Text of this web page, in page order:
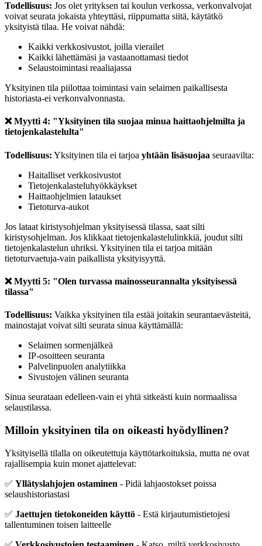
Todellisuus: Jos olet yrityksen tai koulun verkossa, verkonvalvojat
voivat seurata jokaista yhteyttäsi, riippumatta siitä, käytätkö
yksityistä tilaa. He voivat nähdä:
Kaikki verkkosivustot, joilla vierailet
Kaikki lähettämäsi ja vastaanottamasi tiedot
Selaustoimintasi reaaliajassa
Yksityinen tila piilottaa toimintasi vain selaimen paikallisesta
historiasta-ei verkonvalvonnasta.
❌ Myytti 4: "Yksityinen tila suojaa minua haittaohjelmilta ja
tietojenkalastelulta"
Todellisuus: Yksityinen tila ei tarjoa yhtään lisäsuojaa seuraavilta:
Haitalliset verkkosivustot
Tietojenkalasteluhyökkäykset
Haittaohjelmien lataukset
Tietoturva-aukot
Jos lataat kiristysohjelman yksityisessä tilassa, saat silti
kiristysohjelman. Jos klikkaat tietojenkalastelulinkkiä, joudut silti
tietojenkalastelun uhriksi. Yksityinen tila ei tarjoa mitään
tietoturvaetuja-vain paikallista yksityisyyttä.
❌ Myytti 5: "Olen turvassa mainosseurannalta yksityisessä
tilassa"
Todellisuus: Vaikka yksityinen tila estää joitakin seurantaevästeitä,
mainostajat voivat silti seurata sinua käyttämällä:
Selaimen sormenjälkeä
IP-osoitteen seuranta
Palvelinpuolen analytiikka
Sivustojen välinen seuranta
Sinua seurataan edelleen-vain ei yhtä sitkeästi kuin normaalissa
selaustilassa.
Milloin yksityinen tila on oikeasti hyödyllinen?
Yksityisellä tilalla on oikeutettuja käyttötarkoituksia, mutta ne ovat
rajallisempia kuin monet ajattelevat:
✅ Yllätyslahjojen ostaminen - Pidä lahjaostokset poissa
selaushistoriastasi
✅ Jaettujen tietokoneiden käyttö - Estä kirjautumistietojesi
tallentuminen toisen laitteelle